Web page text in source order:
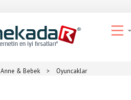
Anne & Bebek > Oyuncaklar